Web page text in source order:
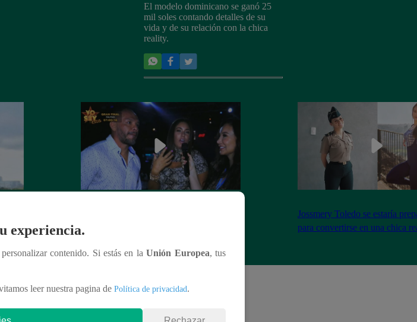
El modelo dominicano se ganó 25
mil soles contando detalles de su
vida y de su relación con la chica
reality.
Jossmery Toledo se estaría
para convertirse en una chica
experiencia.
contenido. Si estás en laUnión Europea, tus
leer nuestra pagina de Política de privacidad.